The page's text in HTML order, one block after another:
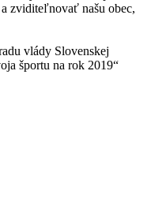
zviditeľnovať našu obec,
vlády Slovenskej
športu na rok 2019“